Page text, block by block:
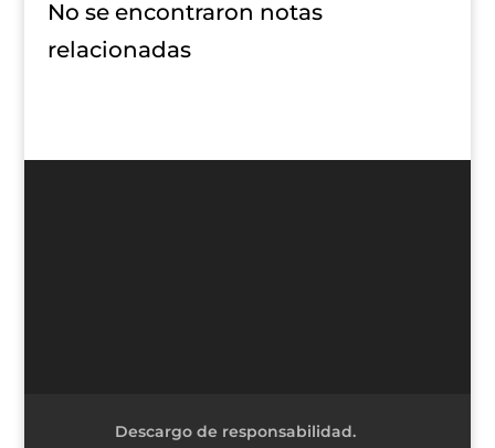
No se encontraron notas
relacionadas
Descargo de responsabilidad.